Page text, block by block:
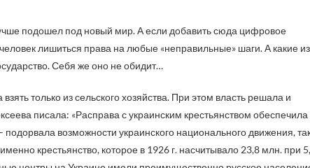
подошел под новый мир. А если добавить сюда цифровое
лишиться права на любые «неправильные» шаги. А какие из
Себя же оно не обидит…
только из сельского хозяйства. При этом власть решала и
писала: «Расправа с украинским крестьянством обеспечила
возможности украинского национального движения,
крестьянство, которое в 1926 г. насчитывало 23,8 млн. при